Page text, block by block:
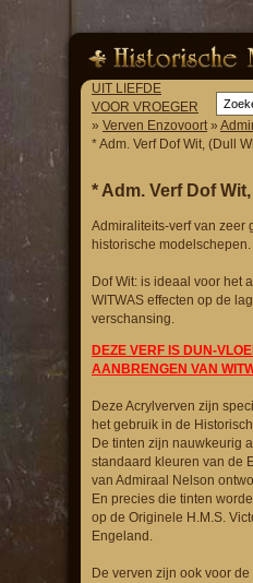
UIT LIEFDE
VOOR VROEGER
» Verven Enzovoort»
* Adm. Verf Dof Wit, (Dull
* Adm. Verf Dof
Admiraliteits-verf van zeer
historische modelschepen.
Dof Wit: is ideaal voor het
WITWAS effecten op de
verschansing.
DEZE VERF IS DUN-
AANBRENGEN VAN
Deze Acrylverven zijn
het gebruik in de
De tinten zijn nauwkeurig
standaard kleuren van de
van Admiraal Nelson
En precies die tinten
op de Originele H.M.S.
Engeland.
De verven zijn ook voor